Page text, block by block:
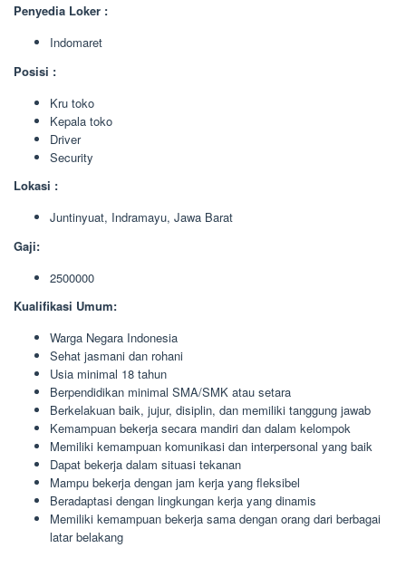
Penyedia Loker :
Indomaret
Posisi :
Kru toko
Kepala toko
Driver
Security
Lokasi :
Juntinyuat, Indramayu, Jawa Barat
Gaji:
2500000
Kualifikasi Umum:
Warga Negara Indonesia
Sehat jasmani dan rohani
Usia minimal 18 tahun
Berpendidikan minimal SMA/SMK atau setara
Berkelakuan baik, jujur, disiplin, dan memiliki tanggung jawab
Kemampuan bekerja secara mandiri dan dalam kelompok
Memiliki kemampuan komunikasi dan interpersonal yang baik
Dapat bekerja dalam situasi tekanan
Mampu bekerja dengan jam kerja yang fleksibel
Beradaptasi dengan lingkungan kerja yang dinamis
Memiliki kemampuan bekerja sama dengan orang dari berbagai
latar belakang